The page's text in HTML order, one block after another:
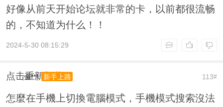
好像从前天开始论坛就非常的卡，以前都很流畅
的，不知道为什么！！
2024-5-30 08:15:29
点击重新加载 113#
金*** 新手上路
怎麼在手機上切換電腦模式，手機模式搜索沒法